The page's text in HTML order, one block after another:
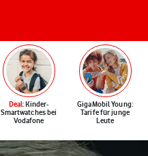
Deal: Kinder-
Smartwatches bei
Vodafone
GigaMobil Young:
Tarife für junge
Leute